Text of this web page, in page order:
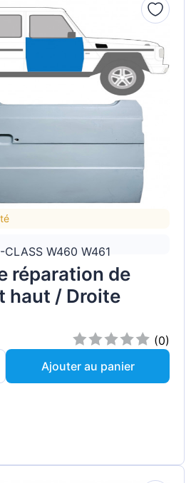
CLASS W460 W461
réparation de
haut / Droite
(0)
Ajouter au panier